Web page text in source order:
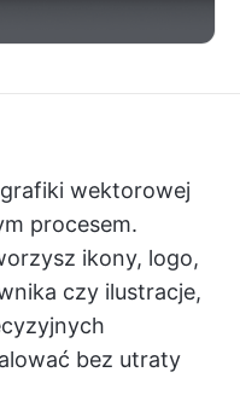
wektorowej
procesem.
ikony, logo,
czy ilustracje,
bez utraty